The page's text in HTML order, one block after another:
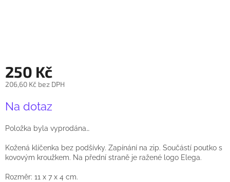
250 Kč
206,60 Kč bez DPH
cena:
Na dotaz
Položka byla vyprodána…
Kožená klíčenka bez podšívky. Zapínání na zip. Součástí poutko s
kovovým kroužkem. Na přední straně je ražené logo Elega.
Rozměr: 11 x 7 x 4 cm.